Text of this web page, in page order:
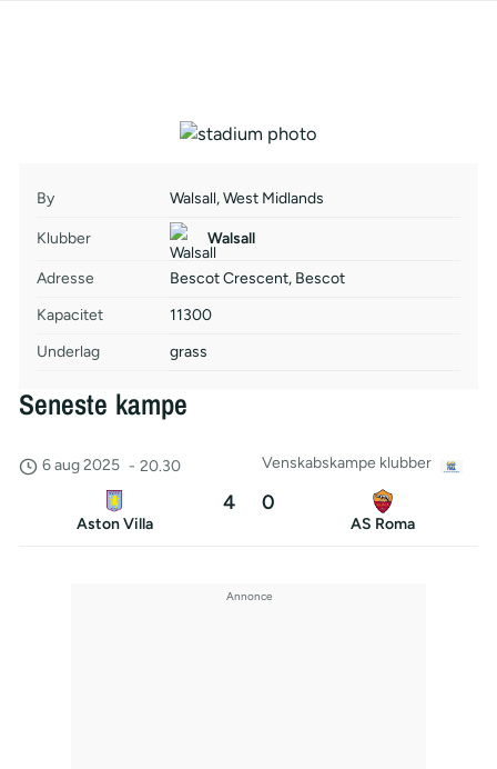
By Walsall, West Midlands
Klubber Walsall
Adresse
Bescot Crescent, Bescot
Kapacitet
11300
Underlag
grass
Seneste kampe
Venskabskampe klubber
6 aug 2025 - 20.30
Aston Villa
4 0
AS Roma